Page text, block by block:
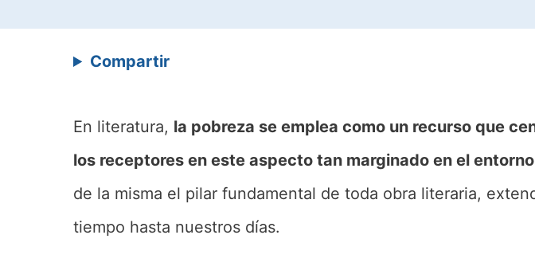
Compartir
En literatura, la pobreza se emplea como un recurso que
los receptores en este aspecto tan marginado en el
de la misma el pilar fundamental de toda obra literaria,
tiempo hasta nuestros días.